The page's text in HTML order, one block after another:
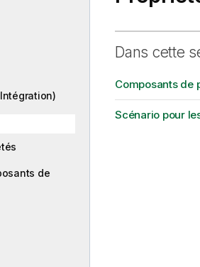
de
Dans cette
Composants de
Scénario pour